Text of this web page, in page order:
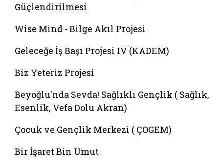
Güçlendirilmesi
Wise Mind - Bilge Akıl Projesi
Geleceğe İş Başı Projesi IV (KADEM)
Biz Yeteriz Projesi
Beyoğlu'nda Sevda! Sağlıklı Gençlik ( Sağlık,
Esenlik, Vefa Dolu Akran)
Çocuk ve Gençlik Merkezi ( ÇOGEM)
Bir İşaret Bin Umut